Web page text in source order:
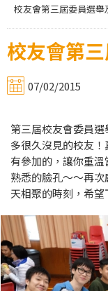
校友會第三屆委員選舉
校友會第
07/02/2015
第三屆校友會委員
多很久沒見的校友
有參加的，讓你重
熟悉的臉孔～～再
天相聚的時刻，希